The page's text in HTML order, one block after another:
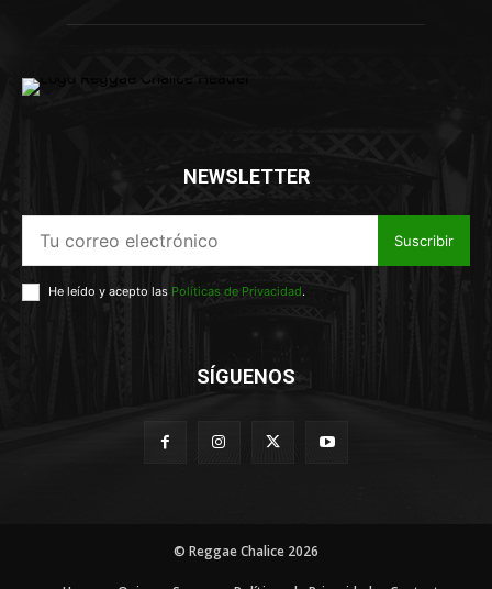
NEWSLETTER
Suscribir
He leído y acepto las Políticas de Privacidad.
SÍGUENOS
© Reggae Chalice 2026